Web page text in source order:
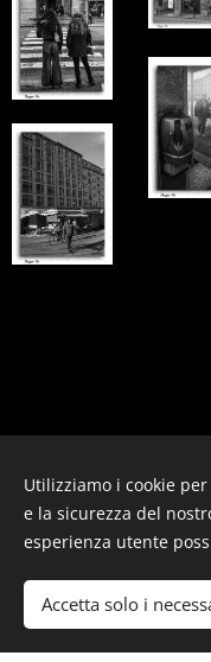
© 2021 -
Creato
Crea il tuo
Utilizziamo i cookie
e la sicurezza del
esperienza utente
Accetta solo i